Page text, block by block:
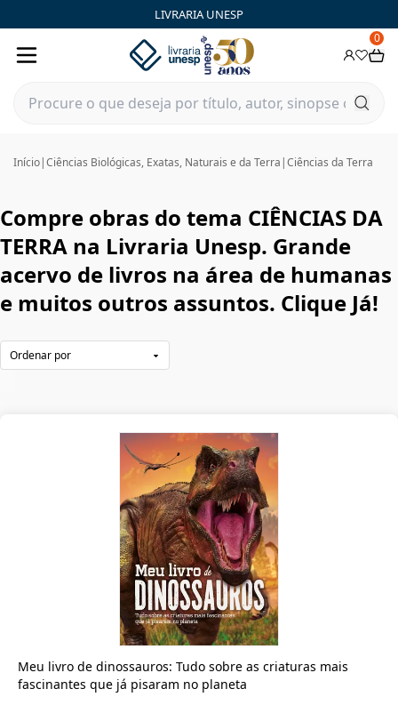
LIVRARIA UNESP
0
Início|Ciências Biológicas, Exatas, Naturais e da Terra |Ciências da Terra
Compre obras do tema CIÊNCIAS DA
TERRA na Livraria Unesp. Grande
acervo de livros na área de humanas
e muitos outros assuntos. Clique Já!
Meu livro de dinossauros: Tudo sobre as criaturas mais
fascinantes que já pisaram no planeta
CIÊNCIAS DA TERRA | Livraria Unesp | FastStore PLP